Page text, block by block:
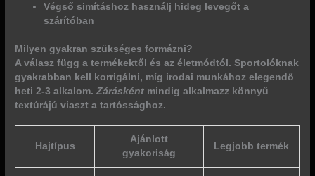
Végső simításhoz használj hideg levegőt a
szárítóban
Milyen gyakran szükséges formázni?
A válasz függ a termékektől és az életmódtól. Sportolóknak
gyakrabban kell korrigálni, míg irodai munkához elegendő
heti 2-3 alkalom.Zárásként mindig alkalmazz könnyű
textúrájú viaszt a tartóssághoz.
Hajtípus
Ajánlott
gyakoriság
Legjobb termék